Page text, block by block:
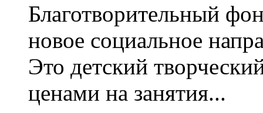
Благотворительный
новое социальное
Это детский
ценами на занятия...